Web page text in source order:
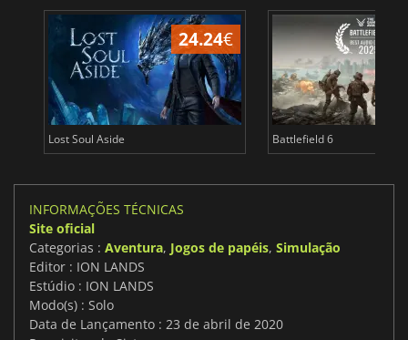
24.24€
Lost Soul Aside Battlefield 6
INFORMAÇÕES TÉCNICAS
Site oficial
Categorias : Aventura, Jogos de papéis, Simulação
Editor : ION LANDS
Estúdio : ION LANDS
Modo(s) : Solo
Data de Lançamento : 23 de abril de 2020